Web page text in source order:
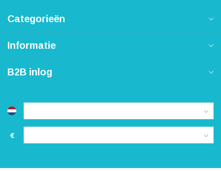
Categorieën
Informatie
B2B inlog
€